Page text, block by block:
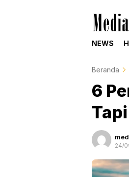
Berita
NEWS
Beranda
6
24/